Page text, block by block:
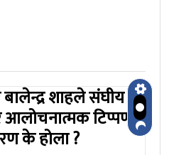
शाहले संघीय
आलोचनात्मक टिप्पणी
के होला ?